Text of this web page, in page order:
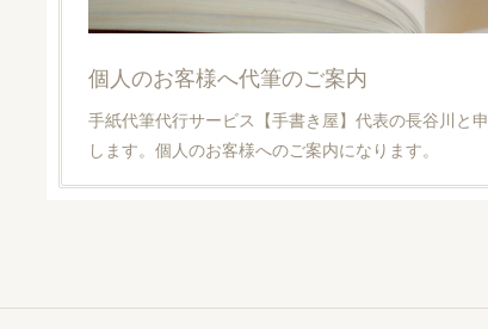
個人のお客様へ代筆のご案内
手紙代筆代行サービス【手書き屋】代表の長谷川と申
します。個人のお客様へのご案内になります。